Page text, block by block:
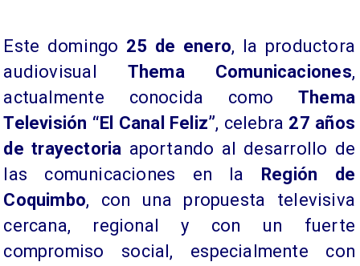
Este domingo 25 de enero, la productora
audiovisual Thema Comunicaciones,
actualmente conocida como Thema
Televisión “El Canal Feliz”, celebra 27 años
de trayectoria aportando al desarrollo de
las comunicaciones en la Región de
Coquimbo, con una propuesta televisiva
cercana, regional y con un fuerte
compromiso social, especialmente con